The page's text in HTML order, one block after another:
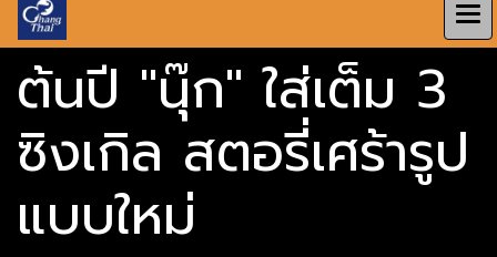
ต้นปี "นุ๊ก" ใส่เต็ม 3
ซิงเกิล สตอรี่เศร้ารูป
แบบใหม่